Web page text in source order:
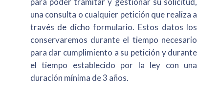
una consulta o cualquier petición que realiza a
través de dicho formulario. Estos datos los
conservaremos durante el tiempo necesario
para dar cumplimiento a su petición y durante
el tiempo establecido por la ley con una
duración mínima de 3 años.